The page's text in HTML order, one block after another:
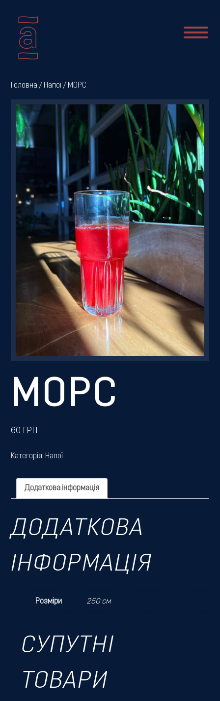
Про
нас
Новини
Меню
Галерея
Резервація
Головна / Напої / МОРС
МОРС
60 ГРН
Категорія: Напої
Додаткова інформація
ДОДАТКОВА
ІНФОРМАЦІЯ
Розміри 250 см
СУПУТНІ
ТОВАРИ